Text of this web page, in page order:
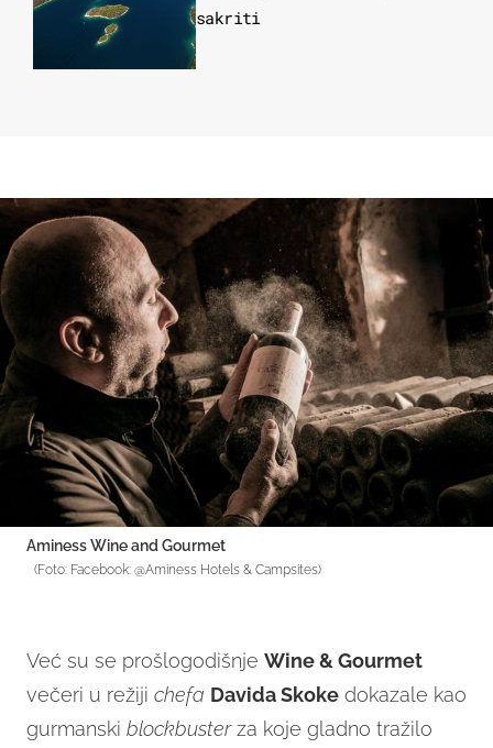
sakriti
Aminess Wine and Gourmet
(Foto: Facebook: @Aminess Hotels & Campsites)
Već su se prošlogodišnje Wine & Gourmet
večeri u režiji chefa Davida Skoke dokazale kao
gurmanski blockbusterza koje gladno tražilo